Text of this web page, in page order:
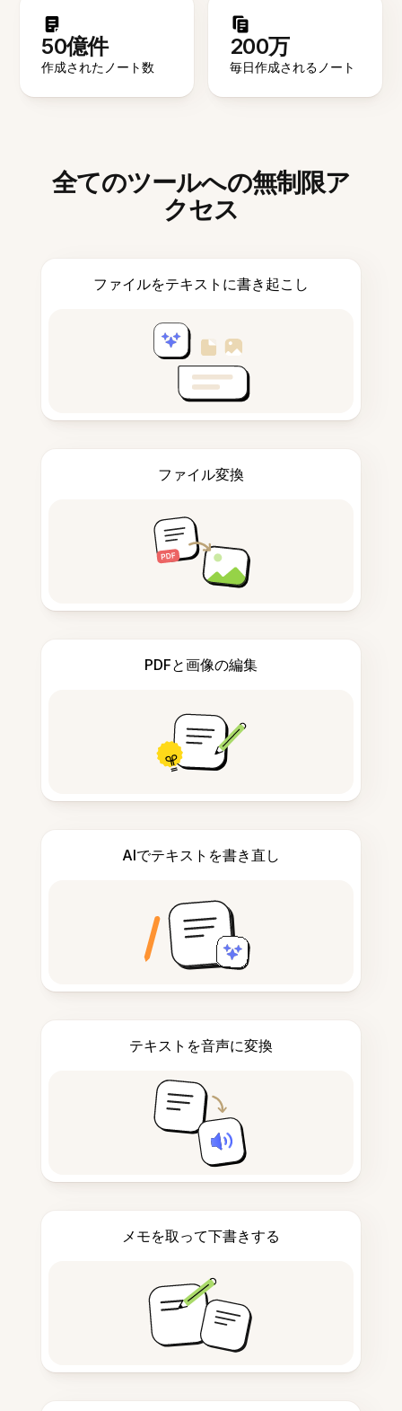
50億件
作成されたノート数
200万
毎日作成されるノート
全てのツールへの無制限ア
クセス
ファイルをテキストに書き起こし
ファイル変換
PDFと画像の編集
AIでテキストを書き直し
テキストを音声に変換
メモを取って下書きする